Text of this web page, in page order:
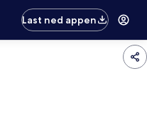
Last ned appen